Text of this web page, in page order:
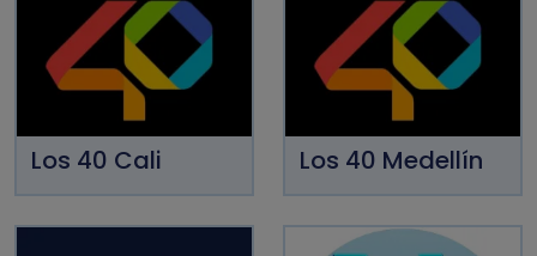
Los 40 Cali Los 40 Medellín